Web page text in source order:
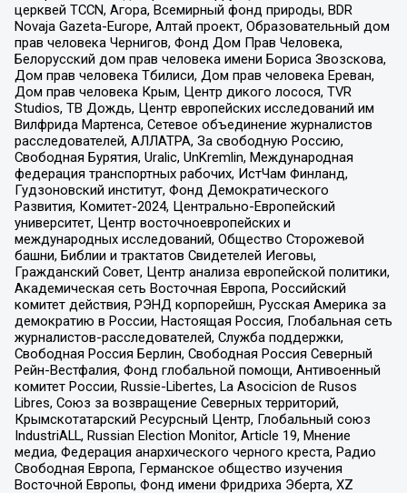
церквей TCCN, Агора, Всемирный фонд природы, BDR
Novaja Gazeta-Europe, Алтай проект, Образовательный дом
прав человека Чернигов, Фонд Дом Прав Человека,
Белорусский дом прав человека имени Бориса Звозскова,
Дом прав человека Тбилиси, Дом прав человека Ереван,
Дом прав человека Крым, Центр дикого лосося, TVR
Studios, ТВ Дождь, Центр европейских исследований им
Вилфрида Мартенса, Сетевое объединение журналистов
расследователей, АЛЛАТРА, За свободную Россию,
Свободная Бурятия, Uralic, UnKremlin, Международная
федерация транспортных рабочих, ИстЧам Финланд,
Гудзоновский институт, Фонд Демократического
Развития, Комитет-2024, Центрально-Европейский
университет, Центр восточноевропейских и
международных исследований, Общество Сторожевой
башни, Библии и трактатов Свидетелей Иеговы,
Гражданский Совет, Центр анализа европейской политики,
Академическая сеть Восточная Европа, Российский
комитет действия, РЭНД корпорейшн, Русская Америка за
демократию в России, Настоящая Россия, Глобальная сеть
журналистов-расследователей, Служба поддержки,
Свободная Россия Берлин, Свободная Россия Северный
Рейн-Вестфалия, Фонд глобальной помощи, Антивоенный
комитет России, Russie-Libertes, La Asocicion de Rusos
Libres, Союз за возвращение Северных территорий,
Крымскотатарский Ресурсный Центр, Глобальный союз
IndustriALL, Russian Election Monitor, Article 19, Мнение
медиа, Федерация анархического черного креста, Радио
Свободная Европа, Германское общество изучения
Восточной Европы, Фонд имени Фридриха Эберта, XZ